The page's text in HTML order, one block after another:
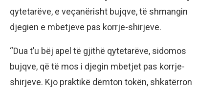
qytetarëve, e veçanërisht bujqve, të shmangin
djegien e mbetjeve pas korrje-shirjeve.
“Dua t’u bëj apel të gjithë qytetarëve, sidomos
bujqve, që të mos i djegin mbetjet pas korrje-
shirjeve. Kjo praktikë dëmton tokën, shkatërron